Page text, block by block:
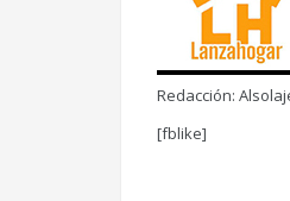
Redacción:
[fblike]